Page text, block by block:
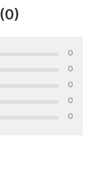
(0)
0
0
0
0
0